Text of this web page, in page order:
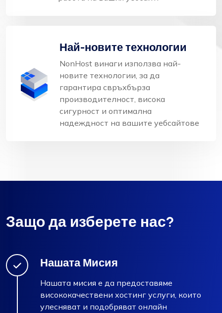
Най-новите технологии
NonHost винаги използва най-
новите технологии, за да
гарантира свръхбърза
производителност, висока
сигурност и оптимална
надеждност на вашите уебсайтове
Защо да изберете нас?
Нашата Мисия
Нашата мисия е да предоставяме
висококачествени хостинг услуги, които
улесняват и подобряват онлайн